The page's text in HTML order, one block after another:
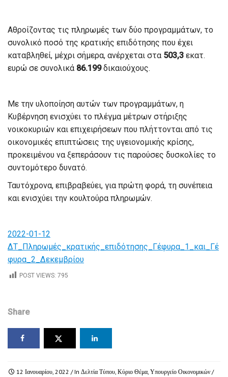
Αθροίζοντας τις πληρωμές των δύο προγραμμάτων, το
συνολικό ποσό της κρατικής επιδότησης που έχει
καταβληθεί, μέχρι σήμερα, ανέρχεται στα 503,3 εκατ.
ευρώ σε συνολικά 86.199δικαιούχους.
Με την υλοποίηση αυτών των προγραμμάτων, η
Κυβέρνηση ενισχύει το πλέγμα μέτρων στήριξης
νοικοκυριών και επιχειρήσεων που πλήττονται από τις
οικονομικές επιπτώσεις της υγειονομικής κρίσης,
προκειμένου να ξεπεράσουν τις παρούσες δυσκολίες το
συντομότερο δυνατό.
Ταυτόχρονα, επιβραβεύει, για πρώτη φορά, τη συνέπεια
και ενισχύει την κουλτούρα πληρωμών.
2022-01-12
ΔΤ_Πληρωμές_κρατικής_επιδότησης_Γέφυρα_1_και_Γέ
φυρα_2_Δεκεμβρίου
POST VIEWS: 795
Share
12 Ιανουαρίου, 2022 / In Δελτία Τύπου, Κύριο Θέμα, Υπουργείο Οικονομικών /